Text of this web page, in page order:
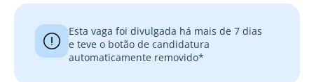
Esta vaga foi divulgada há mais de 7 dias
e teve o botão de candidatura
automaticamente removido*